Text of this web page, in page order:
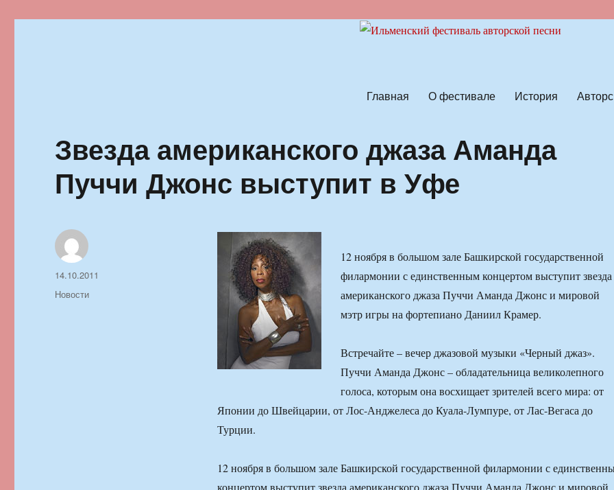
Главная О фестивале История
Звезда американского джаза Аманда
Пуччи Джонс выступит в Уфе
12 ноября в большом зале Башкирской государственной
филармонии с единственным концертом выступит звезда
американского джаза Пуччи Аманда Джонс и мировой
мэтр игры на фортепиано Даниил Крамер.
Встречайте – вечер джазовой музыки «Черный джаз».
Пуччи Аманда Джонс – обладательница великолепного
голоса, которым она восхищает зрителей всего мира: от
Японии до Швейцарии, от Лос-Анджелеса до Куала-Лумпуре, от Лас-Вегаса до
Турции.
12 ноября в большом зале Башкирской государственной филармонии с
Автор
Опубликовано
14.10.2011
Рубрики
Новости